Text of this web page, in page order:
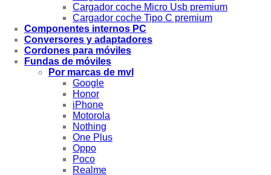
Cargador coche Micro Usb premium
Cargador coche Tipo C premium
Componentes internos PC
Conversores y adaptadores
Cordones para móviles
Fundas de móviles
Por marcas de mvl
Google
Honor
iPhone
Motorola
Nothing
One Plus
Oppo
Poco
Realme